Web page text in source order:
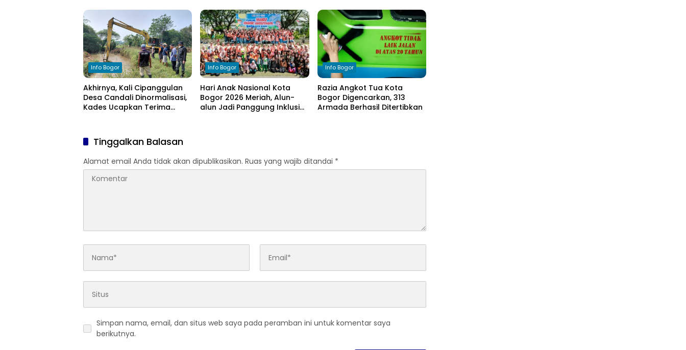
Seluruh Elemen Masyarakat
Pengelolaan Anggaran
Kekeringan
Info Bogor
Akhirnya, Kali Cipanggulan
Desa Candali Dinormalisasi,
Kades Ucapkan Terima
Info Bogor
Hari Anak Nasional Kota
Bogor 2026 Meriah, Alun-
alun Jadi Panggung Inklusi
Info Bogor
Razia Angkot Tua Kota
Bogor Digencarkan, 313
Armada Berhasil Ditertibkan
Tinggalkan Balasan
Alamat email Anda tidak akan dipublikasikan. Ruas yang wajib ditandai *
Simpan nama, email, dan situs web saya pada peramban ini untuk komentar saya
berikutnya.